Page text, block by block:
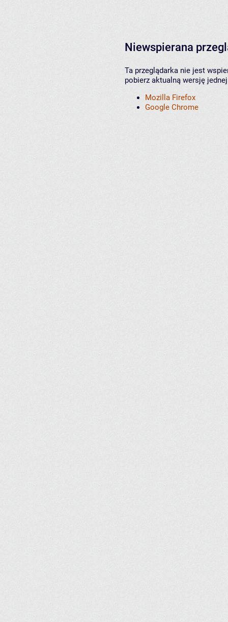
Niewspierana
Ta przeglądarka nie jest
pobierz aktualną wersję
Mozilla Firefox
Google Chrome